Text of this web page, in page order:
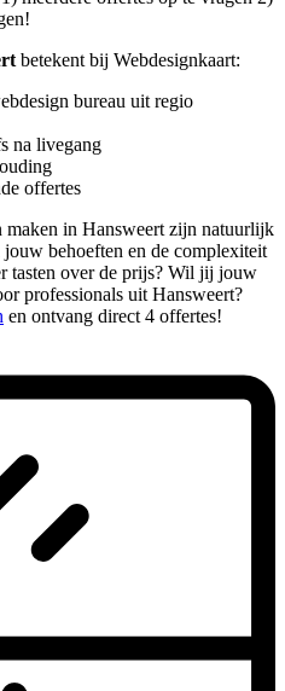
betekent bij Webdesignkaart:
bureau uit regio
na livegang
offertes
maken in Hansweert zijn natuurlijk
behoeften en de complexiteit
tasten over de prijs? Wil jij jouw
professionals uit Hansweert?
en ontvang direct 4 offertes!